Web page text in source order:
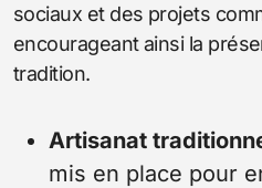
sociaux et des projets
encourageant ainsi la
tradition.
Artisanat
mis en place pour